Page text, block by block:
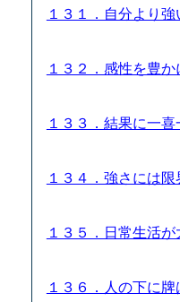
１３１．自分より
１３２．感性を豊
１３３．結果に一
１３４．強さには
１３５．日常生活
１３６．人の下に